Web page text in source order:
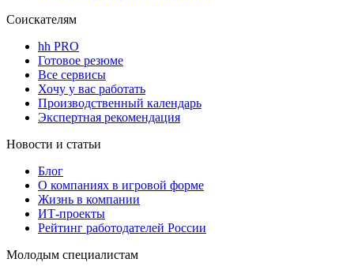
Соискателям
hh PRO
Готовое резюме
Все сервисы
Хочу у вас работать
Производственный календарь
Экспертная рекомендация
Новости и статьи
Блог
О компаниях в игровой форме
Жизнь в компании
ИТ-проекты
Рейтинг работодателей России
Молодым специалистам